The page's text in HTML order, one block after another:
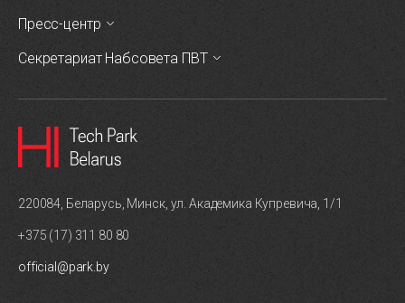
Пресс-центр
Секретариат Набсовета ПВТ
220084, Беларусь, Минск, ул. Академика Купревича, 1/1
+375 (17) 311 80 80
official@park.by